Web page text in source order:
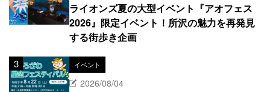
ライオンズ夏の大型イベント『アオフェス
2026』限定イベント！所沢の魅力を再発見
する街歩き企画
イベント
2026/08/04